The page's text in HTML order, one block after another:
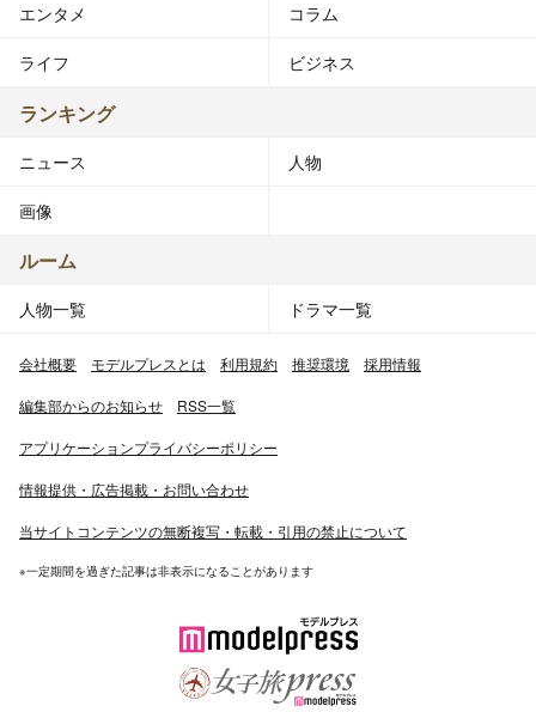
エンタメ コラム
ライフ ビジネス
ランキング
ニュース 人物
画像
ルーム
人物一覧 ドラマ一覧
会社概要 モデルプレスとは 利用規約 推奨環境 採用情報
編集部からのお知らせ RSS一覧
アプリケーションプライバシーポリシー
情報提供・広告掲載・お問い合わせ
当サイトコンテンツの無断複写・転載・引用の禁止について
※一定期間を過ぎた記事は非表示になることがあります